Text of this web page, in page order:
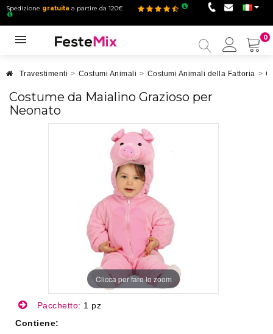
Spedizione gratuita a partire da 120€
0
mio
Travestimenti > Costumi Animali > Costumi Animali della Fattoria >
Costume da Maialino Grazioso per
Neonato
Clicca per fare lo zoom
Pacchetto: 1 pz
Contiene: